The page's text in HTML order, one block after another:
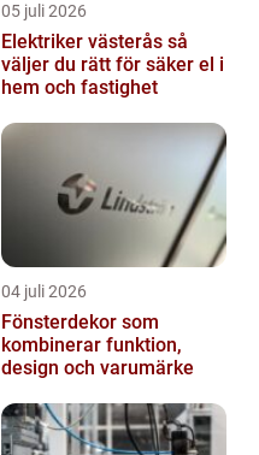
05 juli 2026
Elektriker västerås så
väljer du rätt för säker el i
hem och fastighet
04 juli 2026
Fönsterdekor som
kombinerar funktion,
design och varumärke